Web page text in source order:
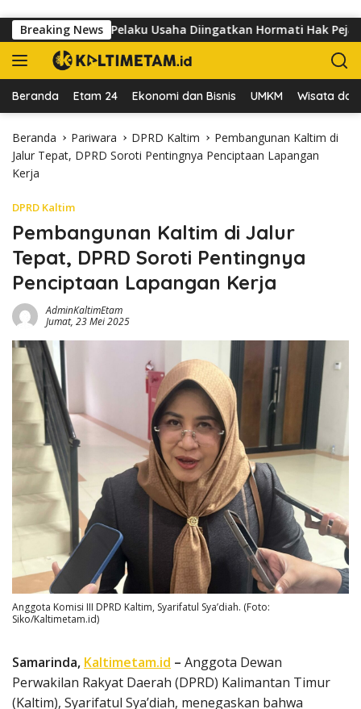
Breaking News
Pelaku Usaha Diingatkan Hormati Hak Pejalan Kaki
Beranda Etam 24 Ekonomi dan Bisnis UMKM Wisata dan
Beranda Pariwara DPRD Kaltim
Pembangunan Kaltim di
Jalur Tepat, DPRD Soroti Pentingnya Penciptaan Lapangan
Kerja
DPRD Kaltim
Pembangunan Kaltim di Jalur
Tepat, DPRD Soroti Pentingnya
Penciptaan Lapangan Kerja
AdminKaltimEtam
Jumat, 23 Mei 2025
Anggota Komisi III DPRD Kaltim, Syarifatul Sya’diah. (Foto:
Siko/Kaltimetam.id)
Samarinda, Kaltimetam.id – Anggota Dewan
Perwakilan Rakyat Daerah (DPRD) Kalimantan Timur
(Kaltim), Syarifatul Sya’diah, menegaskan bahwa